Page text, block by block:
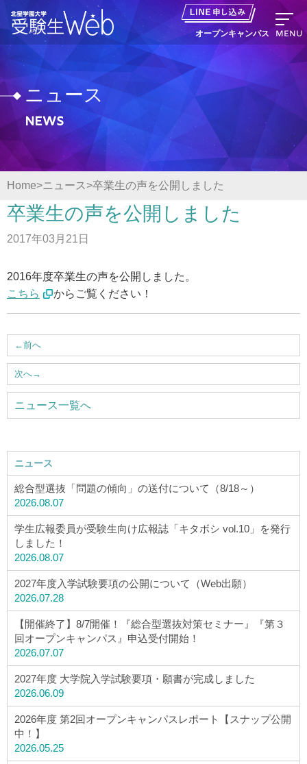
オープンキャンパス MENU
資料請求
出願の流れ
オープンキャンパス LINE申し込み
ニュース
デジタルパンフレット
お問い合わせ
サイトマップ
入試イベント
キャンパスライフ
就職・キャリア
ウェブマガジン
大学公式サイト
〒004-8631 北海道札幌市厚別区大谷地西2-3-1
ニュース
News
Home ニュース 卒業生の声を公開しました
卒業生の声を公開しました
2017年03月21日
2016年度卒業生の声を公開しました。
こちら
からご覧ください！
←前へ
次へ→
ニュース一覧へ
ニュース
総合型選抜「問題の傾向」の送付について（8/18～）
2026.08.07
学生広報委員が受験生向け広報誌「キタボシ vol.10」を発行
しました！
2026.08.07
2027年度入学試験要項の公開について（Web出願）
2026.07.28
【開催終了】8/7開催！『総合型選抜対策セミナー』『第３
回オープンキャンパス』申込受付開始！
2026.07.07
2027年度 大学院入学試験要項・願書が完成しました
2026.06.09
2026年度 第2回オープンキャンパスレポート【スナップ公開
中！】
2026.05.25